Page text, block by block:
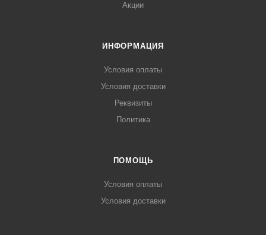
Акции
ИНФОРМАЦИЯ
Условия оплаты
Условия доставки
Реквизиты
Политика
ПОМОЩЬ
Условия оплаты
Условия доставки